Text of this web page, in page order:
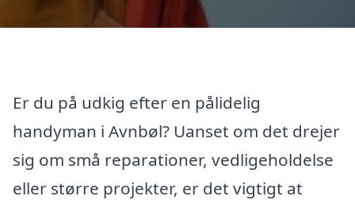
Er du på udkig efter en pålidelig
handyman i Avnbøl? Uanset om det drejer
sig om små reparationer, vedligeholdelse
eller større projekter, er det vigtigt at